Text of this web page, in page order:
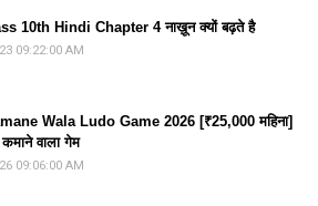
10th Hindi Chapter 4 नाख़ून क्यों बढ़ते है
09:22:00 AM
Wala Ludo Game 2026 [₹25,000 महिना]
वाला गेम
09:06:00 AM